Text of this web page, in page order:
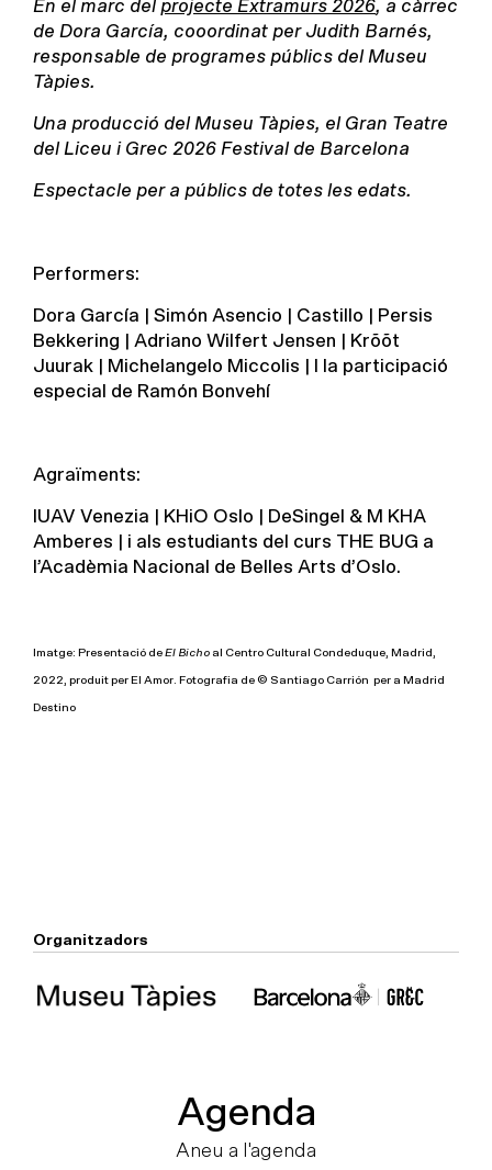
En el marc del projecte Extramurs 2026, a càrrec
de Dora García, cooordinat per Judith Barnés,
responsable de programes públics del Museu
Tàpies.
Una producció del Museu Tàpies, el Gran Teatre
del Liceu i Grec 2026 Festival de Barcelona
Espectacle per a públics de totes les edats.
Performers:
Dora García | Simón Asencio | Castillo | Persis
Bekkering | Adriano Wilfert Jensen | Krõõt
Juurak | Michelangelo Miccolis | I la participació
especial de Ramón Bonvehí
Agraïments:
IUAV Venezia | KHiO Oslo | DeSingel & M KHA
Amberes | i als estudiants del curs THE BUG a
l’Acadèmia Nacional de Belles Arts d’Oslo.
Imatge: Presentació deEl Bicho al Centro Cultural Condeduque, Madrid,
2022, produit per El Amor. Fotografia de © Santiago Carrión per a Madrid
Destino
Organitzadors
Agenda
Aneu a l'agenda